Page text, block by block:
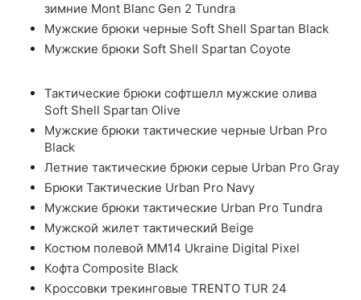
зимние Mont Blanc Gen 2 Tundra
Мужские брюки черные Soft Shell Spartan Black
Мужские брюки Soft Shell Spartan Coyote
Тактические брюки софтшелл мужские олива
Soft Shell Spartan Olive
Мужские брюки тактические черные Urban Pro
Black
Летние тактические брюки серые Urban Pro Gray
Брюки Тактические Urban Pro Navy
Мужские брюки тактические Urban Pro Tundra
Мужской жилет тактический Beige
Костюм полевой ММ14 Ukraine Digital Pixel
Кофта Composite Black
Кроссовки трекинговые TRENTO TUR 24